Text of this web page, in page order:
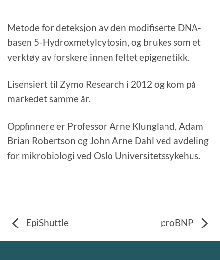
Metode for deteksjon av den modifiserte DNA-
basen 5-Hydroxmetylcytosin, og brukes som et
verktøy av forskere innen feltet epigenetikk.
Lisensiert til Zymo Research i 2012 og kom på
markedet samme år.
Oppfinnere er Professor Arne Klungland, Adam
Brian Robertson og John Arne Dahl ved avdeling
for mikrobiologi ved Oslo Universitetssykehus.
EpiShuttle proBNP